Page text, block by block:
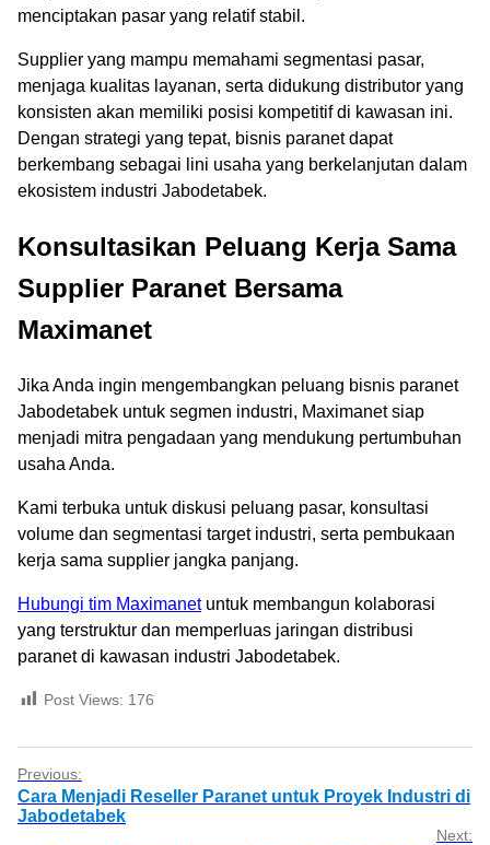
menciptakan pasar yang relatif stabil.
Supplier yang mampu memahami segmentasi pasar,
menjaga kualitas layanan, serta didukung distributor yang
konsisten akan memiliki posisi kompetitif di kawasan ini.
Dengan strategi yang tepat, bisnis paranet dapat
berkembang sebagai lini usaha yang berkelanjutan dalam
ekosistem industri Jabodetabek.
Konsultasikan Peluang Kerja Sama
Supplier Paranet Bersama
Maximanet
Jika Anda ingin mengembangkan peluang bisnis paranet
Jabodetabek untuk segmen industri, Maximanet siap
menjadi mitra pengadaan yang mendukung pertumbuhan
usaha Anda.
Kami terbuka untuk diskusi peluang pasar, konsultasi
volume dan segmentasi target industri, serta pembukaan
kerja sama supplier jangka panjang.
Hubungi tim Maximanetuntuk membangun kolaborasi
yang terstruktur dan memperluas jaringan distribusi
paranet di kawasan industri Jabodetabek.
Post Views: 176
Previous:
Cara Menjadi Reseller Paranet untuk Proyek Industri di
Jabodetabek
Next: